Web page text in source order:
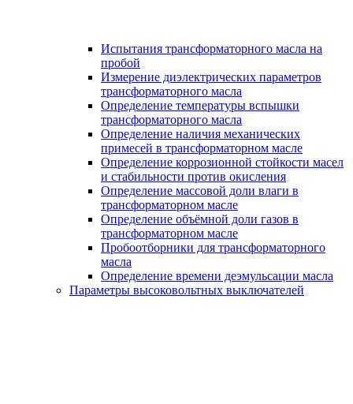
Испытания трансформаторного масла на
пробой
Измерение диэлектрических параметров
трансформаторного масла
Определение температуры вспышки
трансформаторного масла
Определение наличия механических
примесей в трансформаторном масле
Определение коррозионной стойкости масел
и стабильности против окисления
Определение массовой доли влаги в
трансформаторном масле
Определение объёмной доли газов в
трансформаторном масле
Пробоотборники для трансформаторного
масла
Определение времени деэмульсации масла
Параметры высоковольтных выключателей